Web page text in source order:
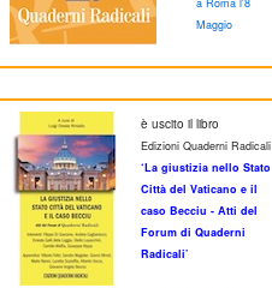
a Roma l'8
Maggio
è uscito il libro
Edizioni Quaderni Radicali
‘La giustizia nello Stato
Città del Vaticano e il
caso Becciu - Atti del
Forum di Quaderni
Radicali’